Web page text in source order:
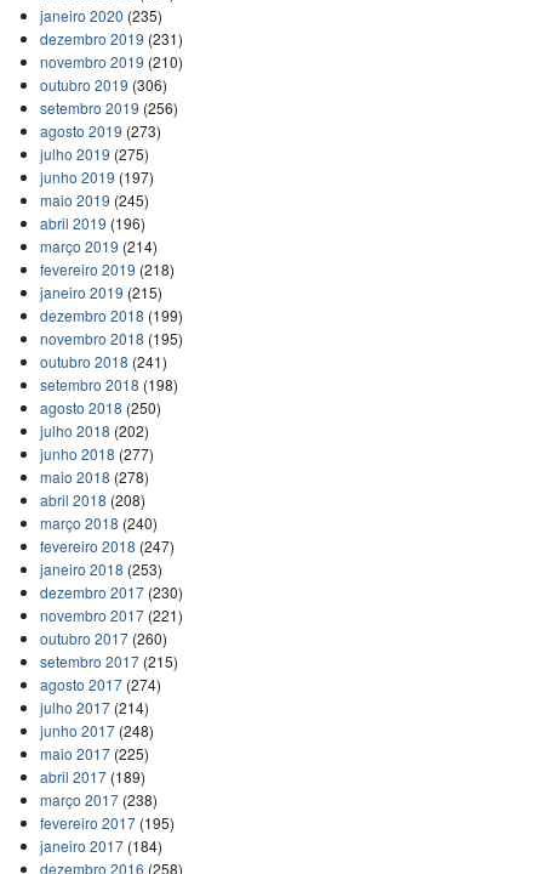
janeiro 2020 (235)
dezembro 2019 (231)
novembro 2019 (210)
outubro 2019 (306)
setembro 2019 (256)
agosto 2019 (273)
julho 2019 (275)
junho 2019 (197)
maio 2019 (245)
abril 2019 (196)
março 2019 (214)
fevereiro 2019 (218)
janeiro 2019 (215)
dezembro 2018 (199)
novembro 2018 (195)
outubro 2018 (241)
setembro 2018 (198)
agosto 2018 (250)
julho 2018 (202)
junho 2018 (277)
maio 2018 (278)
abril 2018 (208)
março 2018 (240)
fevereiro 2018 (247)
janeiro 2018 (253)
dezembro 2017(230)
novembro 2017(221)
outubro 2017(260)
setembro 2017(215)
agosto 2017(274)
julho 2017(214)
junho 2017(248)
maio 2017(225)
abril 2017(189)
março 2017(238)
fevereiro 2017(195)
janeiro 2017(184)
dezembro 2016 (258)